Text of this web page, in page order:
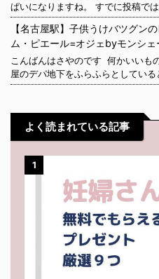
ぱいになりますね。 すでに投稿で
【名古屋駅】子供うけバツグン
ム・ピエール=オジェbyモンシェ
こんばんはさやのです 何かいいも
屋のデパ地下をふらふらとしてい
よく読まれている記事
1